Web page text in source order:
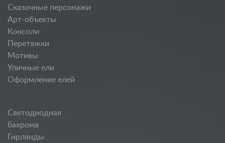
Сказочные персонажи
Арт-объекты
Консоли
Перетяжки
Мотивы
Уличные ели
Оформление елей
Светодиодная
бахрома
Гирлянды